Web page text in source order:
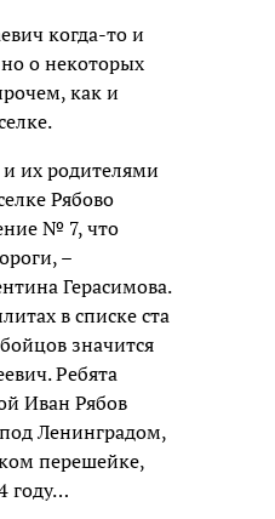
когда-то и
о некоторых
как и
их родителями
Рябово
№ 7, что
–
Герасимова.
в списке ста
значится
Ребята
Иван Рябов
Ленинградом,
перешейке,
году…